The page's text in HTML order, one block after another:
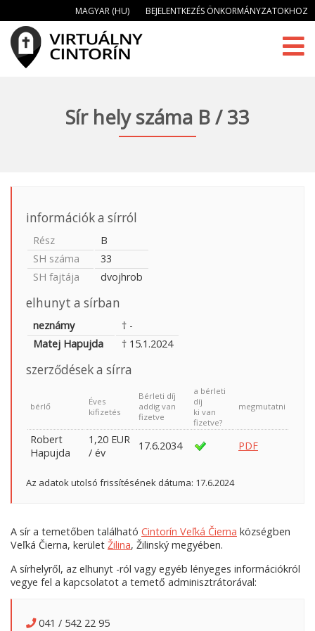
MAGYAR (HU) BEJELENTKEZÉS ÖNKORMÁNYZATOKHOZ
Sír hely száma B / 33
információk a sírról
Rész
B
SH száma
33
SH fajtája
dvojhrob
elhunyt a sírban
neznámy
† -
Matej Hapujda
† 15.1.2024
szerződések a sírra
bérlő
Éves
kifizetés
Bérleti díj
addig van
fizetve
a bérleti
díj
ki van
fizetve?
megmutatni
Robert
Hapujda
1,20 EUR
/ év
17.6.2034 PDF
Az adatok utolsó frissítésének dátuma: 17.6.2024
A sír a temetőben található Cintorín Veľká Čierna községben
Veľká Čierna, kerület Žilina, Žilinský megyében.
A sírhelyről, az elhunyt -ról vagy egyéb lényeges információkról
vegye fel a kapcsolatot a temető adminisztrátorával:
041 / 542 22 95